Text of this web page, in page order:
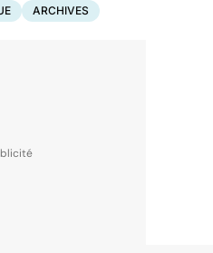
ARCHIVES